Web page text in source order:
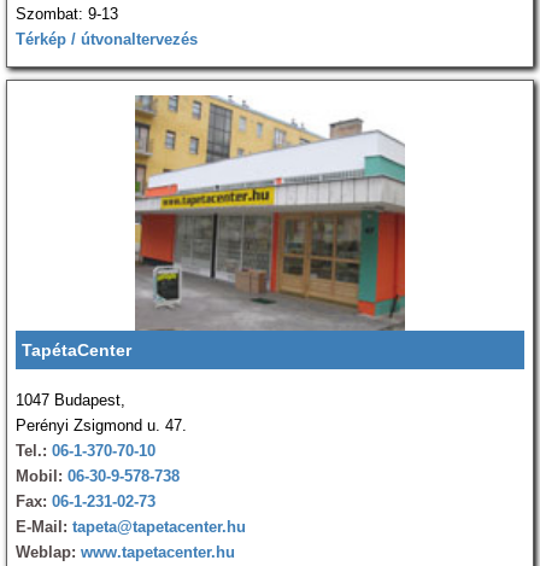
Szombat: 9-13
Térkép / útvonaltervezés
TapétaCenter
1047 Budapest,
Perényi Zsigmond u. 47.
Tel.: 06-1-370-70-10
Mobil: 06-30-9-578-738
Fax: 06-1-231-02-73
E-Mail: tapeta@tapetacenter.hu
Weblap: www.tapetacenter.hu